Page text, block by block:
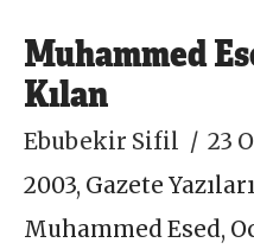
Muhammed
Kılan
Ebubekir Sifil
23
2003, Gazete Yazıları
Muhammed Esed,